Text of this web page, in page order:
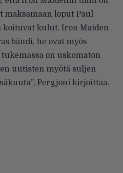
maksamaan loput Paul
koituvat kulut. Iron Maiden
bändi, he ovat myös
on uskomaton
uutisten myötä suljen
Pergjoni kirjoittaa.